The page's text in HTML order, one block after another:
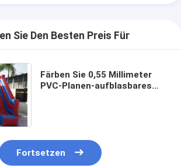
Sie Den Besten Preis Für
Färben Sie 0,55 Millimeter
PVC-Planen-aufblasbares
Fortsetzen